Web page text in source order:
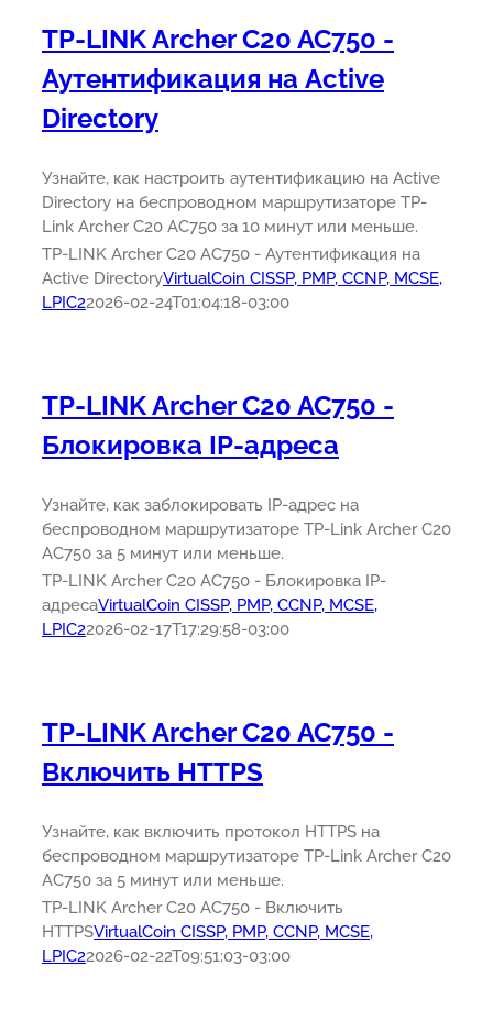
TP-LINK Archer C20 AC750 -
Аутентификация на Active
Directory
Узнайте, как настроить аутентификацию на Active
Directory на беспроводном маршрутизаторе TP-
Link Archer C20 AC750 за 10 минут или меньше.
TP-LINK Archer C20 AC750 - Аутентификация на
Active DirectoryVirtualCoin CISSP, PMP, CCNP, MCSE,
LPIC22026-02-24T01:04:18-03:00
TP-LINK Archer C20 AC750 -
Блокировка IP-адреса
Узнайте, как заблокировать IP-адрес на
беспроводном маршрутизаторе TP-Link Archer C20
AC750 за 5 минут или меньше.
TP-LINK Archer C20 AC750 - Блокировка IP-
адресаVirtualCoin CISSP, PMP, CCNP, MCSE,
LPIC22026-02-17T17:29:58-03:00
TP-LINK Archer C20 AC750 -
Включить HTTPS
Узнайте, как включить протокол HTTPS на
беспроводном маршрутизаторе TP-Link Archer C20
AC750 за 5 минут или меньше.
TP-LINK Archer C20 AC750 - Включить
HTTPSVirtualCoin CISSP, PMP, CCNP, MCSE,
LPIC22026-02-22T09:51:03-03:00